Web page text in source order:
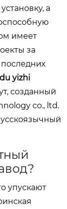
а
имеет
за
yizhi
созданный
co., ltd.
упускают